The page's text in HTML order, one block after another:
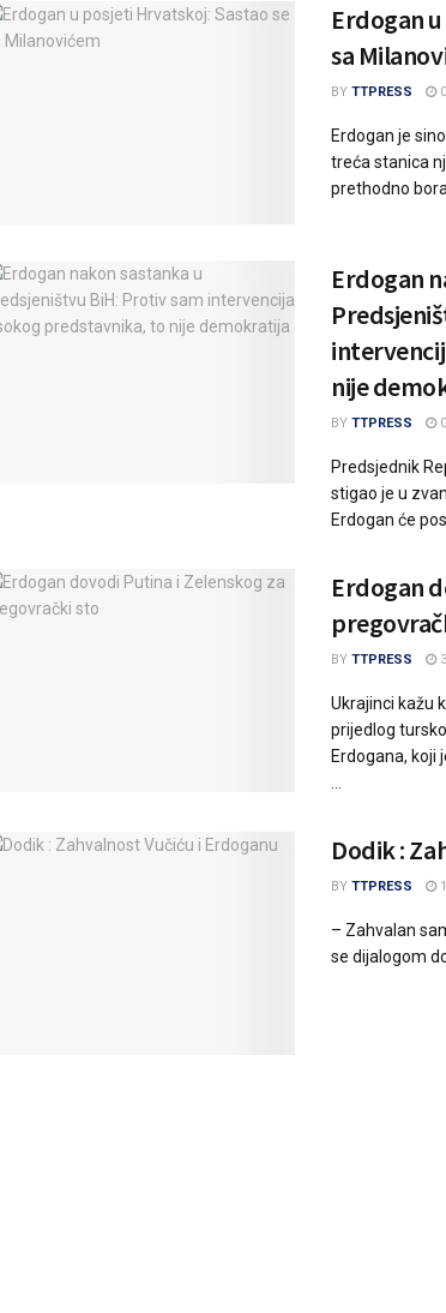
Erdogan
sa
BY TTPRESS
Erdogan je
treća stanica
prethodno
Erdogan
nije
BY TTPRESS
Predsjednik
stigao je u
Erdogan će
Erdogan
BY TTPRESS
Ukrajinci kažu
prijedlog
Erdogana, koji
Dodik :
BY TTPRESS
– Zahvalan
se dijalogom